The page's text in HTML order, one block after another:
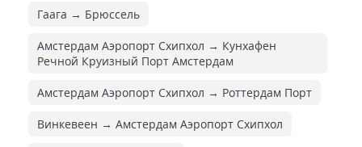
Гаага → Брюссель
Амстердам Аэропорт Схипхол → Кунхафен
Речной Круизный Порт Амстердам
Амстердам Аэропорт Схипхол → Роттердам Порт
Винкевеен → Амстердам Аэропорт Схипхол